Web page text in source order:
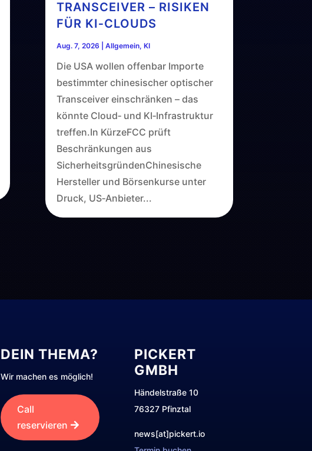
TRANSCEIVER – RISIKEN
FÜR KI‑CLOUDS
Aug. 7, 2026 Allgemein, KI
Die USA wollen offenbar Importe
bestimmter chinesischer optischer
Transceiver einschränken – das
könnte Cloud‑ und KI‑Infrastruktur
treffen.In KürzeFCC prüft
Beschränkungen aus
SicherheitsgründenChinesische
Hersteller und Börsenkurse unter
Druck, US‑Anbieter...
DEIN THEMA?
Wir machen es möglich!
Call
reservieren
PICKERT
GMBH
Händelstraße 10
76327 Pfinztal
news[at]pickert.io